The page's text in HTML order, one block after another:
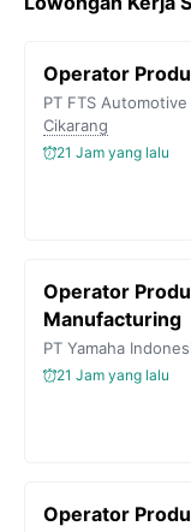
e
o
o
k
t
e
e
r
m
Operator
PT FTS
Cikarang
21 Jam yang lalu
Operator
Manufacturing
PT Yamaha
21 Jam yang lalu
Operator